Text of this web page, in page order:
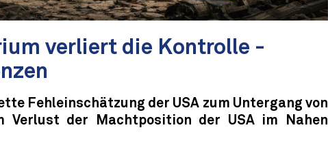
verliert die Kontrolle -
Fehleinschätzung der USA zum Untergang von
Verlust der Machtposition der USA im Nahen